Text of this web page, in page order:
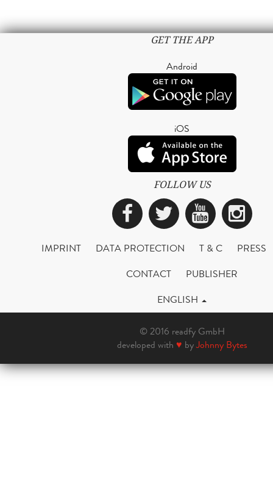
GET THE APP
Android
iOS
FOLLOW US
Facebook
Twitter
IMPRINT DATA PROTECTION T & C
PRESS
CONTACT
PUBLISHER
ENGLISH
© 2016 readfy GmbH
developed with ♥ byJohnny Bytes